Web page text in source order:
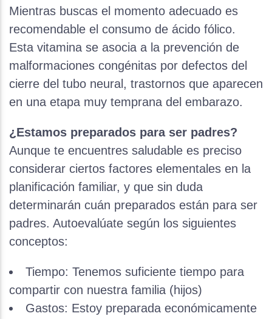
Mientras buscas el momento adecuado es
recomendable el consumo de ácido fólico.
Esta vitamina se asocia a la prevención de
malformaciones congénitas por defectos del
cierre del tubo neural, trastornos que aparecen
en una etapa muy temprana del embarazo.
¿Estamos preparados para ser padres?
Aunque te encuentres saludable es preciso
considerar ciertos factores elementales en la
planificación familiar, y que sin duda
determinarán cuán preparados están para ser
padres. Autoevalúate según los siguientes
conceptos:
Tiempo: Tenemos suficiente tiempo para
compartir con nuestra familia (hijos)
Gastos: Estoy preparada económicamente